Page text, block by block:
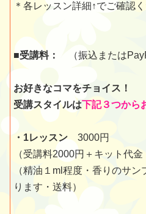
＊各レッスン詳細↑でご確認く
■受講料： （振込または
お好きなコマをチョイス！
受講スタイルは 下記３つから
・1レッスン3000円
（受講料2000円＋キット代
（精油１ml程度・香りのサ
ります・送料）